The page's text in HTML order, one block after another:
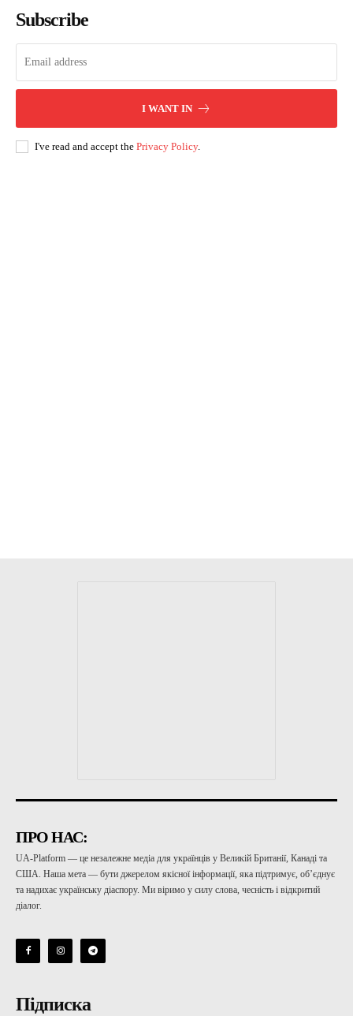
Subscribe
I WANT IN
I've read and accept the Privacy Policy.
ПРО НАС:
UA-Platform — це незалежне медіа для українців у Великій Британії, Канаді та
США. Наша мета — бути джерелом якісної інформації, яка підтримує, об’єднує
та надихає українську діаспору. Ми віримо у силу слова, чесність і відкритий
діалог.
Підписка